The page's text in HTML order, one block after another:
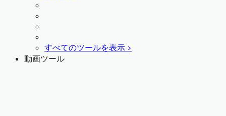
すべてのツールを表示 >
動画ツール